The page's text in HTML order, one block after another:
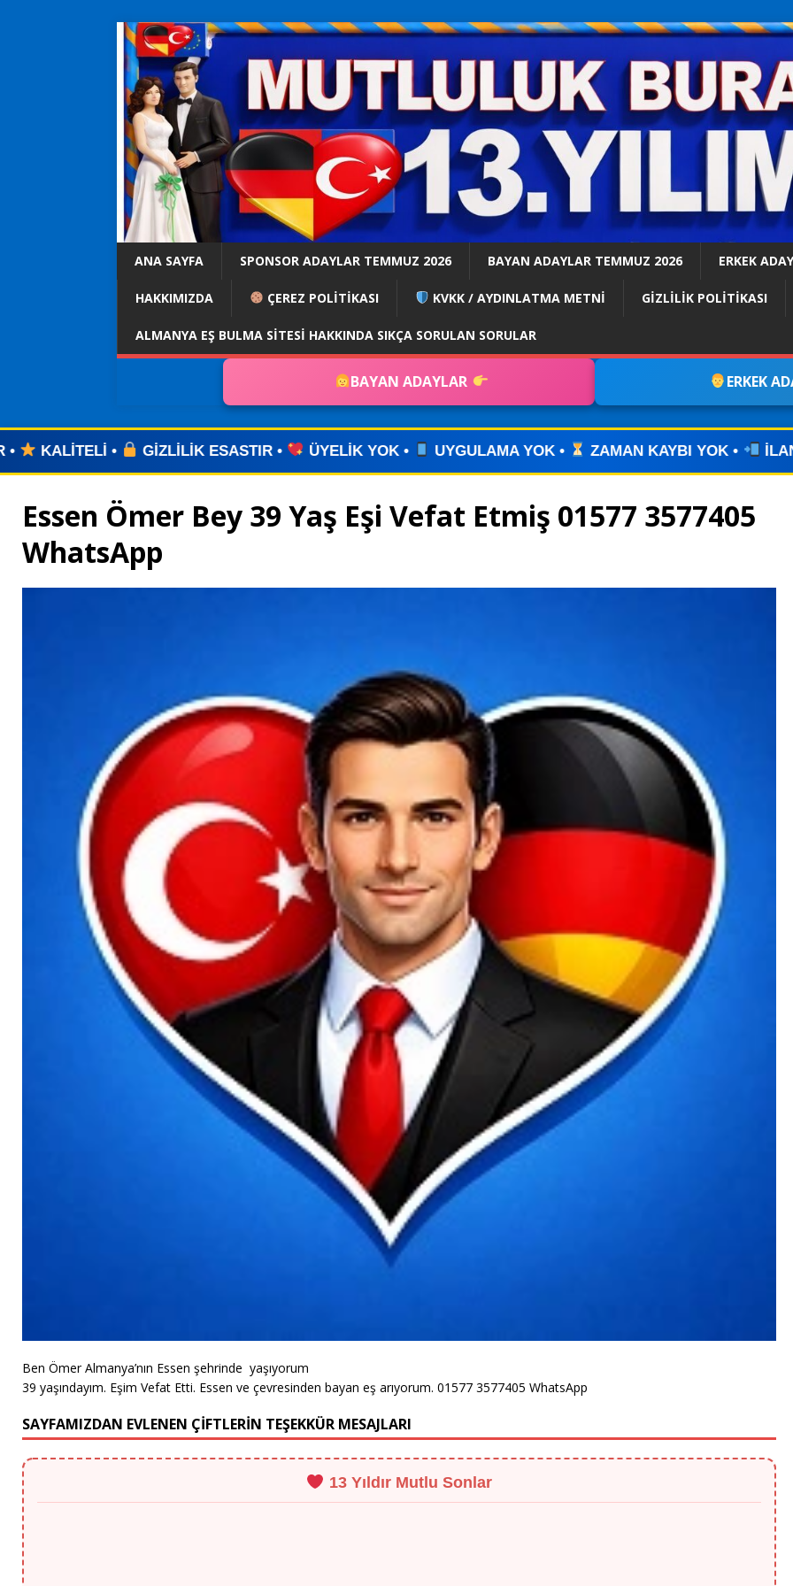
ANA SAYFA SPONSOR ADAYLAR TEMMUZ 2026 BAYAN ADAYLAR TEMMUZ 2026 ERKEK
HAKKIMIZDA ÇEREZ POLİTİKASI KVKK / AYDINLATMA METNİ GİZLİLİK POLİTİKASI
ALMANYA EŞ BULMA SITESI HAKKINDA SIKÇA SORULAN SORULAR
BAYAN ADAYLAR ERKEK
• ÜYELİK YOK • UYGULAMA YOK • ZAMAN KAYBI YOK • İLANINIZI YAYINLAYIN •
Essen Ömer Bey 39 Yaş Eşi Vefat Etmiş 01577 3577405
WhatsApp
Ben Ömer Almanya’nın Essen şehrinde yaşıyorum
39 yaşındayım. Eşim Vefat Etti. Essen ve çevresinden bayan eş arıyorum. 01577 3577405 WhatsApp
SAYFAMIZDAN EVLENEN ÇİFTLERİN TEŞEKKÜR MESAJLARI
13 Yıldır Mutlu Sonlar